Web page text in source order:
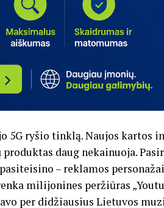
5G ryšio tinklą. Naujos kartos
produktas daug nekainuoja.
– reklamos
milijonines peržiūras
per didžiausius Lietuvos